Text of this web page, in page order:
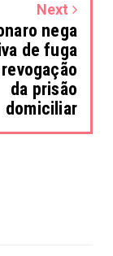
Next
nega
de fuga
da prisão
domiciliar